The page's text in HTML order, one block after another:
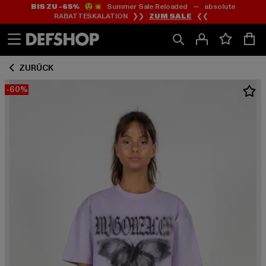
Zum
Inhalt
springen
Zum
Fußzeile
springen
BIS ZU -65%😲💥 Summer Sale Reloaded — absolute
RABATTESKALATION ❯❯ ZUM SALE ❮❮
ZURÜCK
-60%